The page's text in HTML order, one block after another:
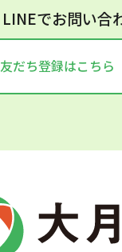
LINEでお問い合
友だち登録はこちら